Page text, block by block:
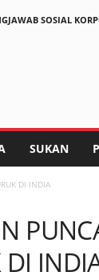
SOSIAL
SUKAN
DI INDIA
DI